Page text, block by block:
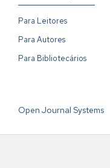
Para Leitores
Para Autores
Para Bibliotecários
Open Journal Systems